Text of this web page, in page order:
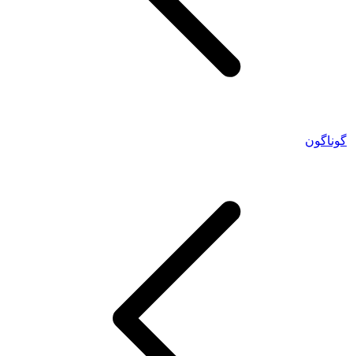
گوناگون